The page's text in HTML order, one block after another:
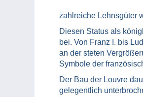
zahlreiche Lehnsgüter
Diesen Status als
bei. Von Franz I. bis
an der steten
Symbole der
Der Bau der Louvre
gelegentlich